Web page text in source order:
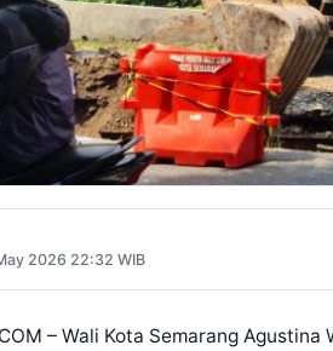
2026 22:32 WIB
– Wali Kota Semarang